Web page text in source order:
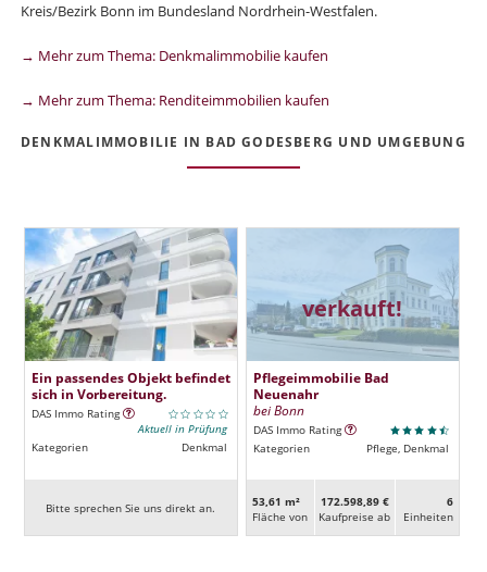
Kreis/Bezirk Bonn im Bundesland Nordrhein-Westfalen.
→ Mehr zum Thema: Denkmalimmobilie kaufen
→ Mehr zum Thema: Renditeimmobilien kaufen
DENKMALIMMOBILIE IN BAD GODESBERG UND UMGEBUNG
Ein passendes Objekt befindet
sich in Vorbereitung.
DAS Immo Rating
Aktuell in Prüfung
Kategorien
Denkmal
Bitte sprechen Sie uns direkt an.
verkauft!
Pflegeimmobilie Bad
Neuenahr
bei Bonn
DAS Immo Rating
Kategorien
Pflege, Denkmal
53,61 m²
Fläche von
172.598,89 €
Kaufpreise ab
6
Ein­heiten